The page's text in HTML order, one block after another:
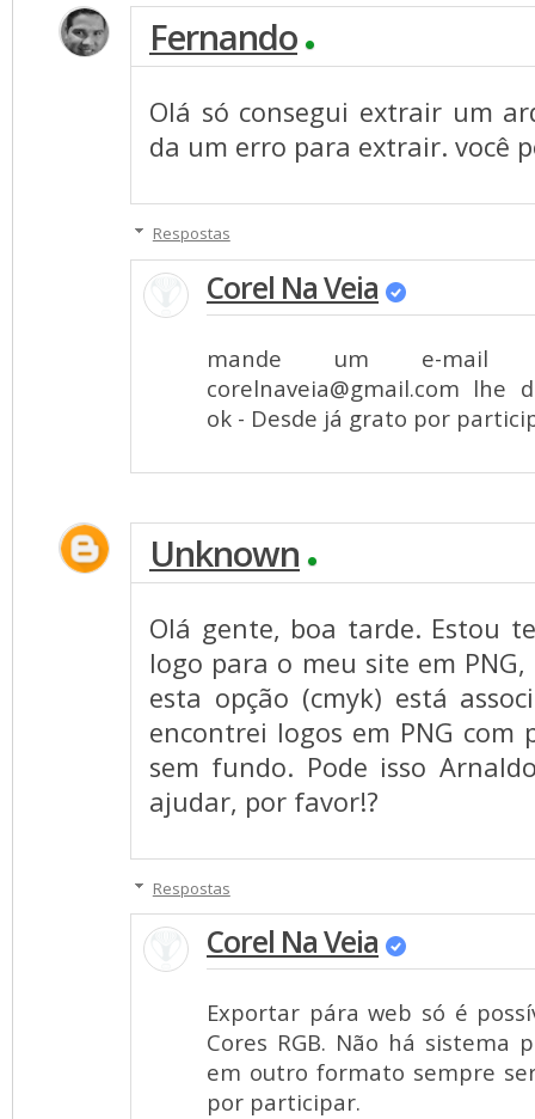
Fernando
Olá só consegui extrair um
da um erro para extrair. você
Respostas
Corel Na Veia
mande um e-
corelnaveia@gmail.com lhe
ok - Desde já grato por
Unknown
Olá gente, boa tarde. Estou
logo para o meu site em PNG,
esta opção (cmyk) está
encontrei logos em PNG com
sem fundo. Pode isso
ajudar, por favor!?
Respostas
Corel Na Veia
Exportar pára web só é
Cores RGB. Não há sistema
em outro formato sempre
por participar.